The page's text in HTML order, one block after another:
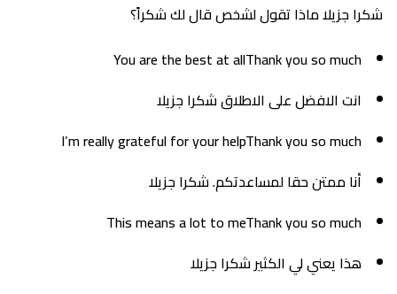
شكرا جزيلا ماذا تقول لشخص قال لك شكراً؟
You are the best at allThank you so much
انت الافضل على الاطلاق شكرا جزيلا
I’m really grateful for your helpThank you so much
أنا ممتن حقا لمساعدتكم. شكرا جزيلا
This means a lot to meThank you so much
هذا يعني لي الكثير شكرا جزيلا